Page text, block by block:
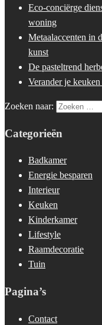
Eco-conciërge
woning
Metaalaccenten in
kunst
De pasteltrend
Verander je
Zoeken naar:
Categorieën
Badkamer
Energie besparen
Interieur
Keuken
Kinderkamer
Lifestyle
Raamdecoratie
Tuin
Pagina’s
Contact